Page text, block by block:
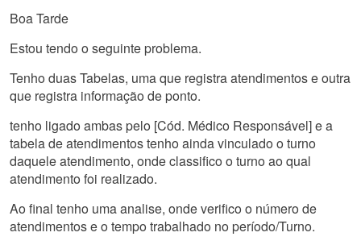
Boa Tarde
Estou tendo o seguinte problema.
Tenho duas Tabelas, uma que registra atendimentos e outra
que registra informação de ponto.
tenho ligado ambas pelo [Cód. Médico Responsável] e a
tabela de atendimentos tenho ainda vinculado o turno
daquele atendimento, onde classifico o turno ao qual
atendimento foi realizado.
Ao final tenho uma analise, onde verifico o número de
atendimentos e o tempo trabalhado no período/Turno.